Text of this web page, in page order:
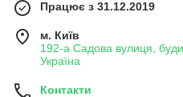
Працює з 31.12.2019
м. Київ
192-а Садова вулиця,
Україна
Контакти